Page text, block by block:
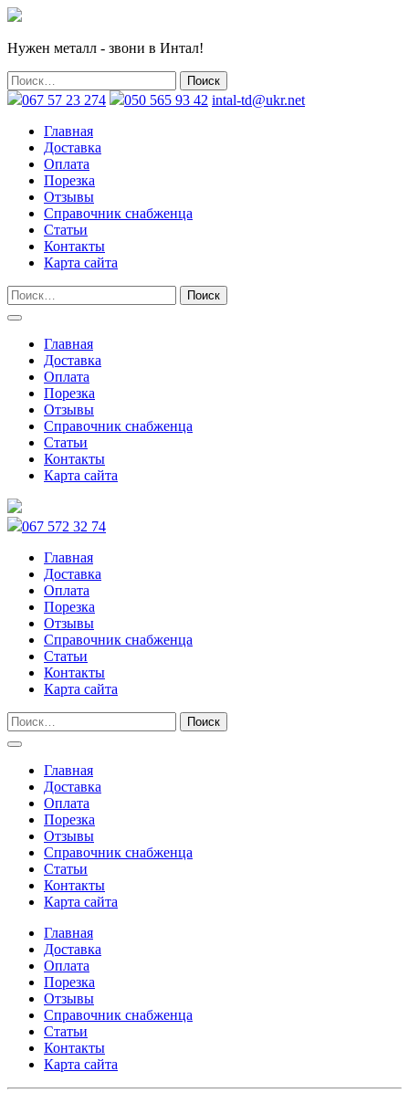
Нужен металл - звони в Интал!
067 57 23 274 050 565 93 42 intal-td@ukr.net
Главная
Доставка
Оплата
Порезка
Отзывы
Справочник снабженца
Статьи
Контакты
Карта сайта
Главная
Доставка
Оплата
Порезка
Отзывы
Справочник снабженца
Статьи
Контакты
Карта сайта
067 572 32 74
Главная
Доставка
Оплата
Порезка
Отзывы
Справочник снабженца
Статьи
Контакты
Карта сайта
Главная
Доставка
Оплата
Порезка
Отзывы
Справочник снабженца
Статьи
Контакты
Карта сайта
Главная
Доставка
Оплата
Порезка
Отзывы
Справочник снабженца
Статьи
Контакты
Карта сайта